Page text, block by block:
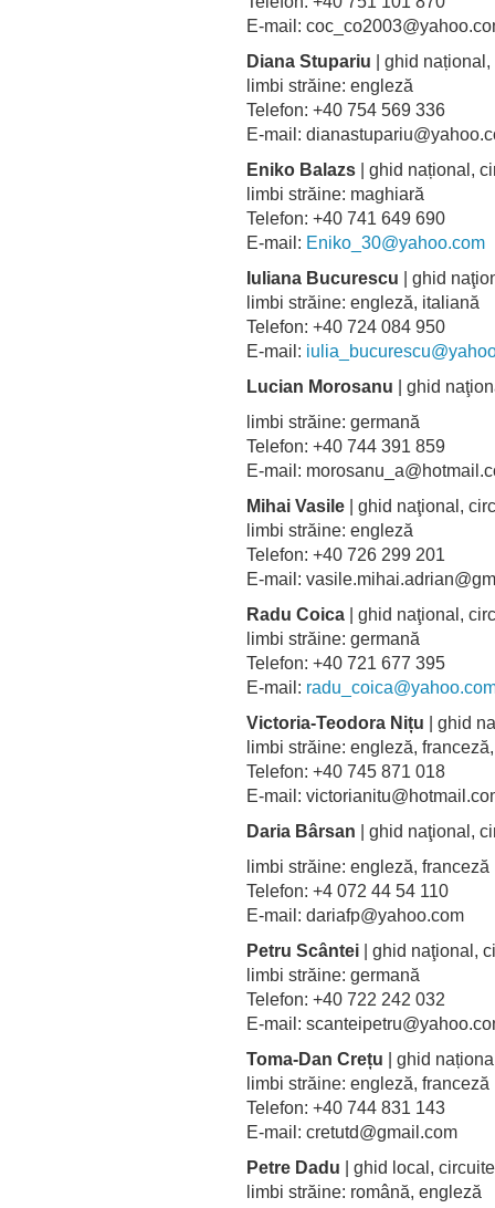
E-mail:
Diana Stupariu | ghid
limbi străine: engleză
Telefon: +40 754 569 336
E-mail:
Eniko Balazs | ghid
limbi străine: maghiară
Telefon: +40 741 649 690
E-mail: Eniko_30@yahoo.com
Iuliana Bucurescu | ghid
limbi străine: engleză,
Telefon: +40 724 084 950
E-mail:
Lucian Morosanu | ghid
limbi străine: germană
Telefon: +40 744 391 859
E-mail:
Mihai Vasile | ghid naţional,
limbi străine: engleză
Telefon: +40 726 299 201
E-mail:
Radu Coica | ghid naţional,
limbi străine: germană
Telefon: +40 721 677 395
E-mail:
Victoria-Teodora Nițu | ghid
limbi străine: engleză,
Telefon: +40 745 871 018
E-mail:
Daria Bârsan | ghid naţional,
limbi străine: engleză, franceză
Telefon: +4 072 44 54 110
E-mail: dariafp@yahoo.com
Petru Scântei | ghid naţional,
limbi străine: germană
Telefon: +40 722 242 032
E-mail:
Toma-Dan Crețu | ghid
limbi străine: engleză,
Telefon: +40 744 831 143
E-mail: cretutd@gmail.com
Petre Dadu | ghid local,
limbi străine: română, engleză